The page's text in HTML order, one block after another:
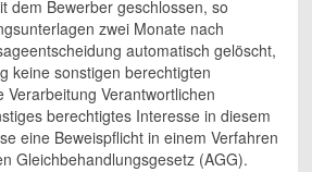
dem Bewerber geschlossen, so
zwei Monate nach
automatisch gelöscht,
keine sonstigen berechtigten
Verarbeitung Verantwortlichen
berechtigtes Interesse in diesem
eine Beweispflicht in einem Verfahren
Gleichbehandlungsgesetz (AGG).